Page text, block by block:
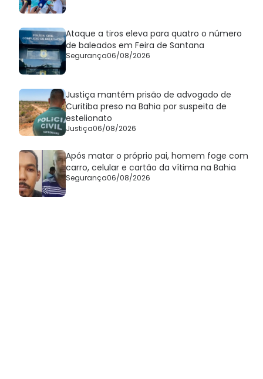
Ataque a tiros eleva para quatro o número
de baleados em Feira de Santana
Segurança06/08/2026
Justiça mantém prisão de advogado de
Curitiba preso na Bahia por suspeita de
estelionato
Justiça06/08/2026
Após matar o próprio pai, homem foge com
carro, celular e cartão da vítima na Bahia
Segurança06/08/2026